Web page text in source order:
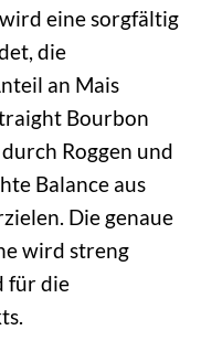
eine sorgfältig
die
an Mais
Bourbon
Roggen und
Balance aus
Die genaue
wird streng
für die